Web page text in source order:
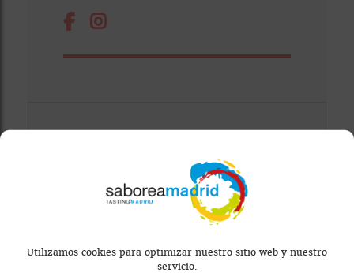
Utilizamos cookies para optimizar nuestro sitio web y nuestro
servicio.
Mapa bloqueado por configuración de